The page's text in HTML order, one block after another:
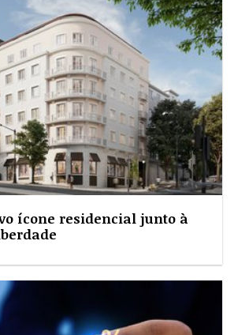
ícone residencial junto à